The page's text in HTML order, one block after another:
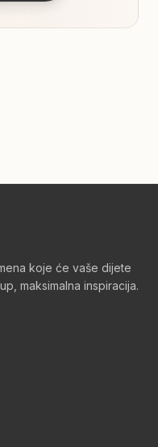
koje će vaše dijete
maksimalna inspiracija.